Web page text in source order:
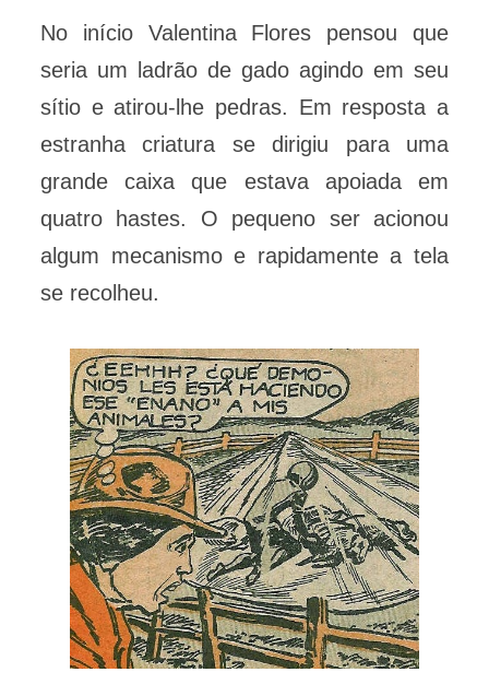
No início Valentina Flores pensou que
seria um ladrão de gado agindo em seu
sítio e atirou-lhe pedras. Em resposta a
estranha criatura se dirigiu para uma
grande caixa que estava apoiada em
quatro hastes. O pequeno ser acionou
algum mecanismo e rapidamente a tela
se recolheu.